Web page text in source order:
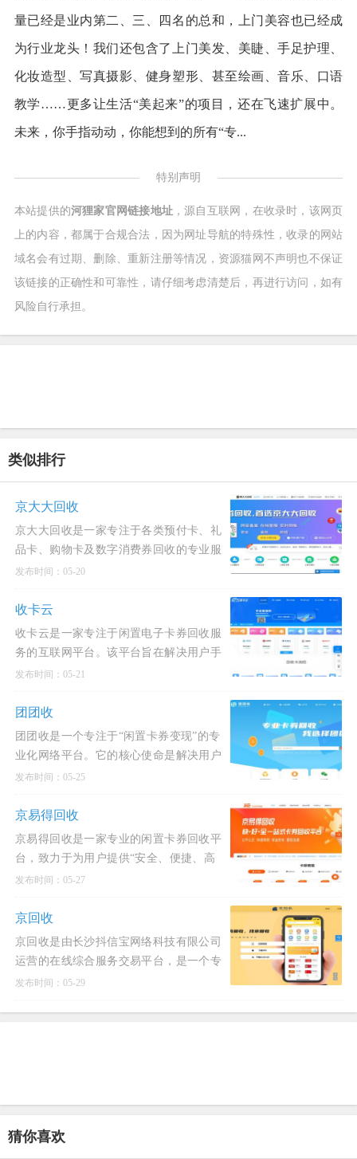
量已经是业内第二、三、四名的总和，上门美容也已经成
为行业龙头！我们还包含了上门美发、美睫、手足护理、
化妆造型、写真摄影、健身塑形、甚至绘画、音乐、口语
教学……更多让生活“美起来”的项目，还在飞速扩展中。
未来，你手指动动，你能想到的所有“专...
特别声明
本站提供的河狸家官网链接地址 ，源自互联网，在收录时，该网页
上的内容，都属于合规合法，因为网址导航的特殊性，收录的网站
域名会有过期、删除、重新注册等情况，资源猫网不声明也不保证
该链接的正确性和可靠性，请仔细考虑清楚后，再进行访问，如有
风险自行承担。
类似排行
京大大回收
京大大回收是一家专注于各类预付卡、礼
品卡、购物卡及数字消费券回收的专业服
务平台，致力于为用户提供安全、高效、
发布时间：05-20
收卡云
收卡云是一家专注于闲置电子卡券回收服
务的互联网平台。该平台旨在解决用户手
中闲置或即将过期的电子卡券（如购物
发布时间：05-21
团团收
团团收是一个专注于“闲置卡券变现”的专
业化网络平台。它的核心使命是解决用户
手中闲置或未使用完的购物卡、礼品卡、
发布时间：05-25
京易得回收
京易得回收是一家专业的闲置卡券回收平
台，致力于为用户提供“安全、便捷、高
效”的变现服务。专注于各类预付卡、礼
发布时间：05-27
京回收
京回收是由长沙抖信宝网络科技有限公司
运营的在线综合服务交易平台，是一个专
注于各类礼品卡、购物卡、话费卡、加油
发布时间：05-29
猜你喜欢